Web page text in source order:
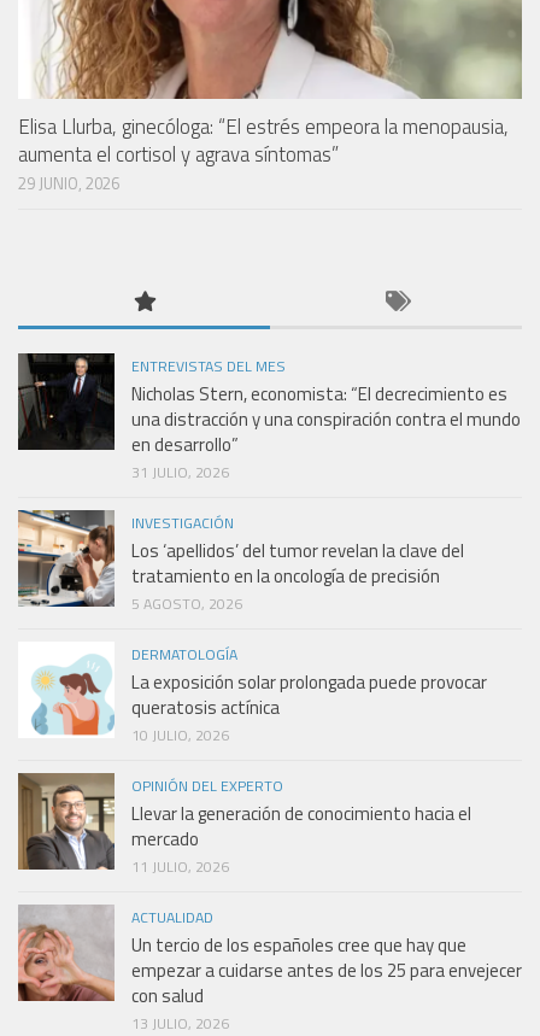
Elisa Llurba, ginecóloga: “El estrés empeora la menopausia,
aumenta el cortisol y agrava síntomas”
29 JUNIO, 2026
ENTREVISTAS DEL MES
Nicholas Stern, economista: “El decrecimiento es
una distracción y una conspiración contra el mundo
en desarrollo”
31 JULIO, 2026
INVESTIGACIÓN
Los ‘apellidos’ del tumor revelan la clave del
tratamiento en la oncología de precisión
5 AGOSTO, 2026
DERMATOLOGÍA
La exposición solar prolongada puede provocar
queratosis actínica
10 JULIO, 2026
OPINIÓN DEL EXPERTO
Llevar la generación de conocimiento hacia el
mercado
11 JULIO, 2026
ACTUALIDAD
Un tercio de los españoles cree que hay que
empezar a cuidarse antes de los 25 para envejecer
con salud
13 JULIO, 2026